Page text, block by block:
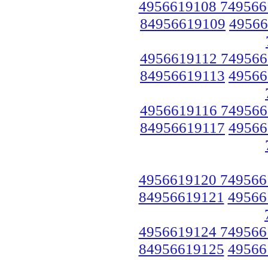
4956619108
84956619109
4956619112
84956619113
4956619116
84956619117
4956619120
84956619121
4956619124
84956619125